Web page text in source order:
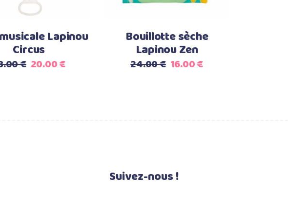
Lapinou
Circus
€ Le
20.00€Le
Bouillotte sèche
Lapinou Zen
24.00€ Le
16.00€Le
Suivez-nous !